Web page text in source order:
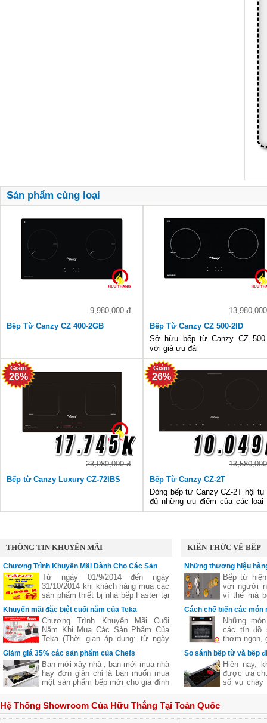
Sản phẩm cùng loại
9,980,000 đ
Bếp Từ Canzy CZ 400-2GB
Bếp Từ Canzy CZ 500-2ID
Sở hữu bếp từ Canzy CZ
với giá ưu đãi
26%
23,980,000 đ
Bếp từ Canzy Luxury CZ-72IBS
26%
Bếp Từ Canzy CZ-2T
Dòng bếp từ Canzy CZ-2T hội tụ
đủ những ưu điểm của các loại
từ thông thường, mẫu mã
THÔNG TIN KHUYẾN MÃI
Chương Trình Khuyến Mãi Dành Cho Các Sản
Phẩm FasterTừ ngày 01/9/2014 đến ngày
31/10/2014 khi khách hàng mua các
sản phẩm thiết bị nhà bếp Faster tại
các đại lý của bếp gas Hữu Thắng
sẽ nhận được những phần quà hấp
dẫn, chi tiết xem thêm..
Khuyến mãi đặc biệt cuối năm của Teka
Chương Trình Khuyến Mãi Cuối
Năm Khi Mua Các Sản Phẩm Của
Teka (Thời gian áp dụng: từ ngày
11/11 đến hết ngày 27/12/2016)
Giảm giá 35% các sản phẩm của Chefs
Bạn mới xây nhà , bạn mới mua nhà
hay đơn giản chỉ là bạn muốn mua
một sản phẩm bếp mới cho gia đình
hãng nào tốt cả về giá về chất
lượng .Hãy để chúng tôi gợi ý cho
bạn một thương hiệu của Việt Nam
KIẾN THỨC VỀ BẾP
Những thương hiệu
vùng nấu linh hoạt
Bếp từ
với người
vì thế mà
bếp từ
nhiên
Cách chế biến các
bằng lò nướngNhững
các tín đồ
thơm ngon,
nhưng lại
giữ
của thực
giúp bạn
ngon khác
nhiều công
So sánh bếp từ và bếp
Hiện nay,
được ưa
số vụ cháy
riêng. Bài
Hệ Thống Showroom Của Hữu Thắng Tại Toàn Quốc